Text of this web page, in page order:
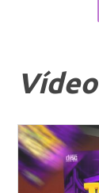
Vídeo